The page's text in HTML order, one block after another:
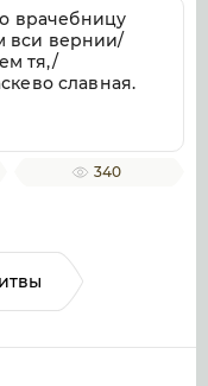
врачебницу
вси вернии/
тя,/
славная.
340